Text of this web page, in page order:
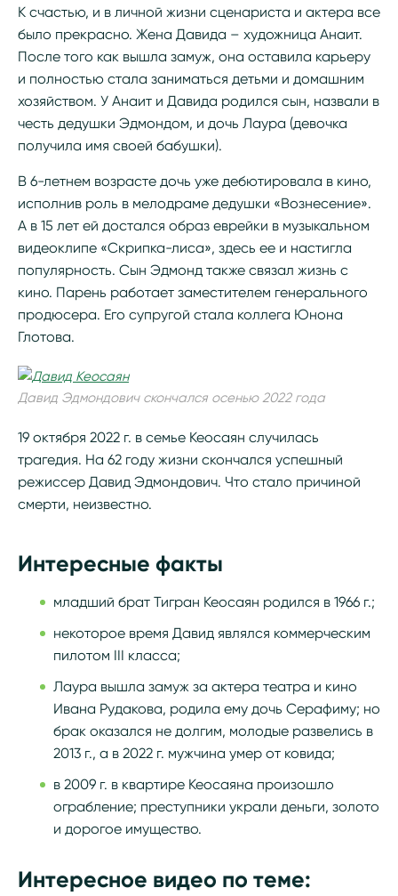
К счастью, и в личной жизни сценариста и актера все
было прекрасно. Жена Давида – художница Анаит.
После того как вышла замуж, она оставила карьеру
и полностью стала заниматься детьми и домашним
хозяйством. У Анаит и Давида родился сын, назвали в
честь дедушки Эдмондом, и дочь Лаура (девочка
получила имя своей бабушки).
В 6-летнем возрасте дочь уже дебютировала в кино,
исполнив роль в мелодраме дедушки «Вознесение».
А в 15 лет ей достался образ еврейки в музыкальном
видеоклипе «Скрипка-лиса», здесь ее и настигла
популярность. Сын Эдмонд также связал жизнь с
кино. Парень работает заместителем генерального
продюсера. Его супругой стала коллега Юнона
Глотова.
Давид Эдмондович скончался осенью 2022 года
19 октября 2022 г. в семье Кеосаян случилась
трагедия. На 62 году жизни скончался успешный
режиссер Давид Эдмондович. Что стало причиной
смерти, неизвестно.
Интересные факты
младший брат Тигран Кеосаян родился в 1966 г.;
некоторое время Давид являлся коммерческим
пилотом III класса;
Лаура вышла замуж за актера театра и кино
Ивана Рудакова, родила ему дочь Серафиму; но
брак оказался не долгим, молодые развелись в
2013 г., а в 2022 г. мужчина умер от ковида;
в 2009 г. в квартире Кеосаяна произошло
ограбление; преступники украли деньги, золото
и дорогое имущество.
Интересное видео по теме: